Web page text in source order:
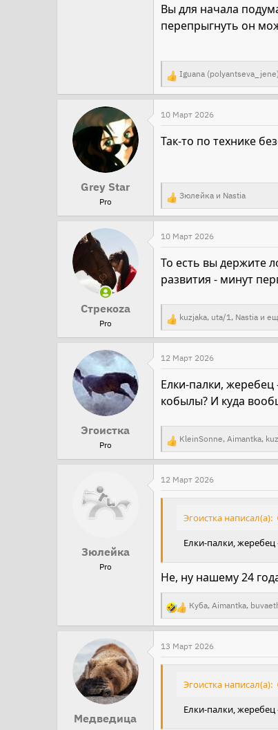
Вы для начала
перепрыгнуть он
Р
е
а
ц
и
:
Iguana (polyantseva_jene)
Grey Star
Pro
10 Март 2026
Так-то по технике
Р
е
а
ц
и
и
:
Зюлейка и Nastia
Стрекоza
Pro
10 Март 2026
То есть вы держите
развития - минут
Р
е
а
ц
и
и
:
kuzjaka, uta/1, Nastia и
Эгоистка
Pro
12 Март 2026
Елки-палки,
кобылы? И куда
Р
е
а
к
:
KleinSonne, Aimantka,
Зюлейка
Pro
12 Март 2026
Эгоистка написал(а):
Елки-палки, жеребец
Не, ну нашему 24
Р
е
а
к
Куба, Aimantka,
Медведица
13 Март 2026
Эгоистка написал(а):
Елки-палки, жеребец